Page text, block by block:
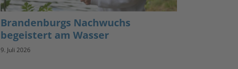
Brandenburgs Nachwuchs
begeistert am Wasser
9. Juli 2026